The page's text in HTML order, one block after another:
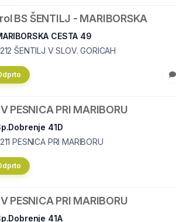
BS ŠENTILJ - MARIBORSKA
CESTA 49
ŠENTILJ V SLOV. GORICAH
PESNICA PRI MARIBORU
41D
PESNICA PRI MARIBORU
PESNICA PRI MARIBORU
41A